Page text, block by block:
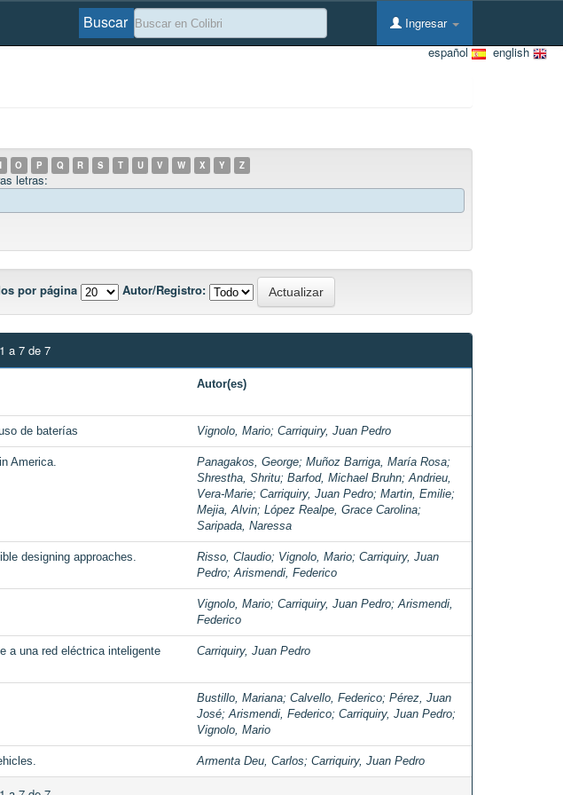
Ingresar
Buscar
english
español
O P Q R S T U V W X Y Z
letras:
por página Autor/Registro:
a 7 de 7
Autor(es)
de baterías Vignolo, Mario; Carriquiry, Juan Pedro
America. Panagakos, George; Muñoz Barriga, María Rosa;
Shrestha, Shritu; Barfod, Michael Bruhn;Andrieu,
Vera-Marie; Carriquiry, Juan Pedro; Martin, Emilie;
Mejia, Alvin; López Realpe, Grace Carolina;
Saripada, Naressa
designing approaches. Risso, Claudio; Vignolo, Mario; Carriquiry, Juan
Pedro;Arismendi, Federico
Vignolo, Mario; Carriquiry, Juan Pedro;Arismendi,
Federico
a una red eléctrica inteligente
Carriquiry, Juan Pedro
Bustillo, Mariana; Calvello, Federico; Pérez, Juan
José;Arismendi, Federico; Carriquiry, Juan Pedro;
Vignolo, Mario
Armenta Deu, Carlos; Carriquiry, Juan Pedro